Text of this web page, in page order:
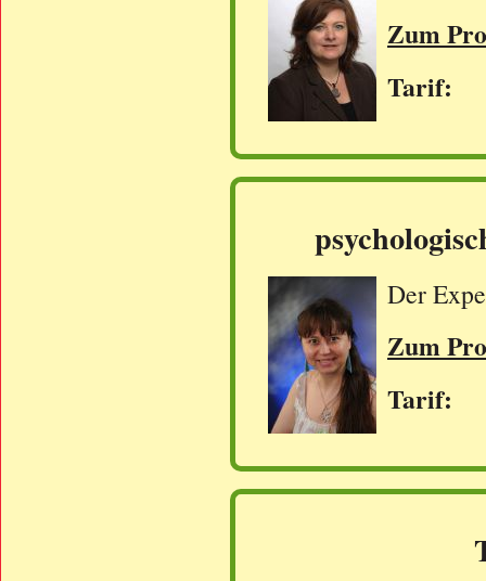
Zum
Tarif:
Der
Zum
Tarif: